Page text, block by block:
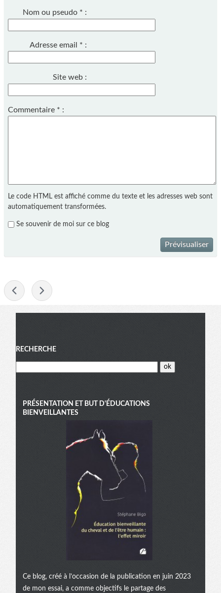
Nom ou pseudo * :
Adresse email * :
Site web :
Commentaire * :
Le code HTML est affiché comme du texte et les adresses web sont
automatiquement transformées.
Se souvenir de moi sur ce blog
Prévisualiser
Menu
RECHERCHE
PRÉSENTATION ET BUT D'ÉDUCATIONS
BIENVEILLANTES
Ce blog, créé à l’occasion de la publication en juin 2023
de mon essai, a comme objectifs le partage des